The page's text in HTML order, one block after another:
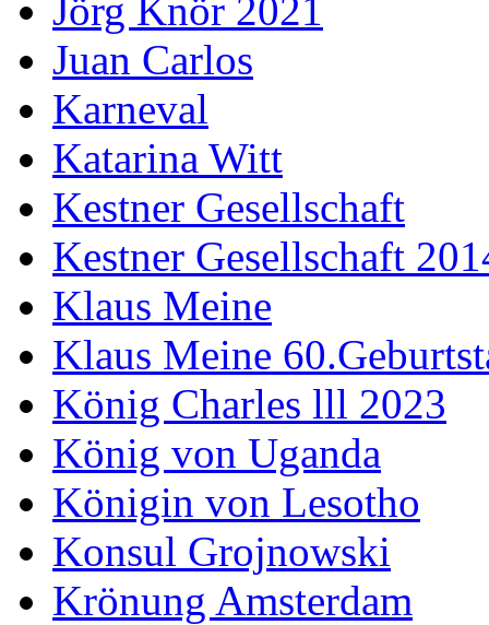
Jörg Knör 2021
Juan Carlos
Karneval
Katarina Witt
Kestner Gesellschaft
Kestner Gesellschaft
Klaus Meine
Klaus Meine
König Charles lll 2023
König von Uganda
Königin von Lesotho
Konsul Grojnowski
Krönung Amsterdam